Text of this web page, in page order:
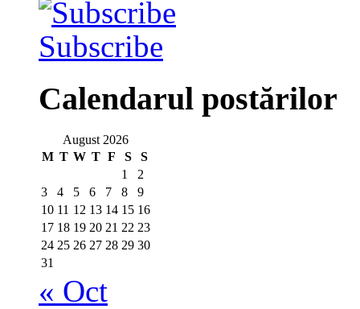
Subscribe
Calendarul postărilor
August 2026
M T W T F S
S
1
2
3
4 5 6 7 8
9
10 11 12 13 14 15 16
17 18 19 20 21 22 23
24 25 26 27 28 29 30
31
« Oct